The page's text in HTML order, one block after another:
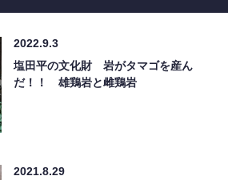
2022.9.3
塩田平の文化財 岩がタマゴを産ん
だ！！ 雄鶏岩と雌鶏岩
2021.8.29